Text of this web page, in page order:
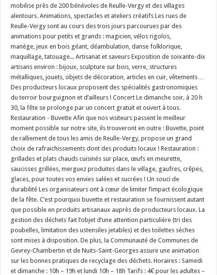
mobilise près de 200 bénévoles de Reulle-Vergy et des villages
alentours. Animations, spectacles et ateliers créatifs Les rues de
Reulle-Vergy sont au cours des trois jours parcourues par des
animations pour petits et grands : magicien, vélos rigolos,
manège, jeux en bois géant, déambulation, danse folklorique,
maquillage, tatouage... Artisanat et saveurs Exposition de soixante-dix
artisans environ : bijoux, sculpture sur bois, verre, structures
métalliques, jouets, objets de décoration, articles en cuir, vêtements…
Des producteurs locaux proposent des spécialités gastronomiques
du terroir bourguignon et d’ailleurs ! Concert Le dimanche soir, à 20 h
30, la fête se prolonge par un concert gratuit et ouvert à tous.
Restauration - Buvette Afin que nos visiteurs passent le meilleur
moment possible sur notre site, ils trouveront en outre : Buvette, point
de ralliement de tous les amis de Reulle-Vergy, propose un grand
choix de rafraichissements dont des produits locaux ! Restauration :
grillades et plats chauds cuisinés sur place, œufs en meurette,
saucisses grillées, merguez produites dans le village, gaufres, crêpes,
glaces, pour toutes vos envies salées et sucrées ! Un souci de
durabilité Les organisateurs ont à cœur de limiter l’impact écologique
de la fête. C’est pourquoi buvette et restauration se fournissent autant
que possible en produits artisanaux auprès de producteurs locaux. La
gestion des déchets fait l’objet d’une attention particulière (tri des
poubelles, limitation des ustensiles jetables) et des toilettes sèches
sont mises à disposition. De plus, la Communauté de Communes de
Gevrey-Chambertin et de Nuits-Saint-Georges assure une animation
sur les bonnes pratiques de recyclage des déchets. Horaires : Samedi
et dimanche : 10h – 19h et lundi 10h – 18h Tarifs : 4€ pour les adultes –